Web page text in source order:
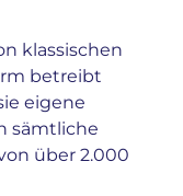
klassischen
betreibt
eigene
sämtliche
über 2.000